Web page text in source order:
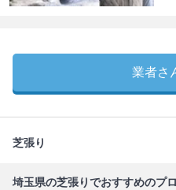
業者さ
芝張り
埼玉県の芝張りでおすすめのプロ